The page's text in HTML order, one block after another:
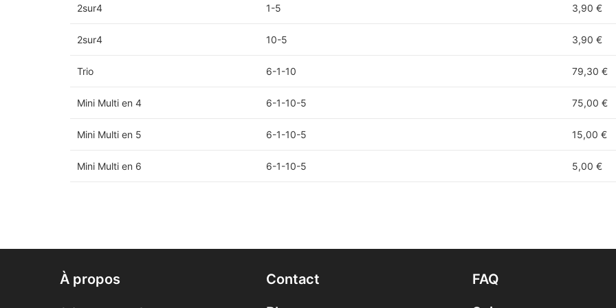
2sur4 1-5 3,90 €
2sur4 10-5 3,90 €
Trio 6-1-10 79,30 €
Mini Multi en 4 6-1-10-5 75,00 €
Mini Multi en 5 6-1-10-5 15,00 €
Mini Multi en 6 6-1-10-5 5,00 €
À propos
Contact
FAQ